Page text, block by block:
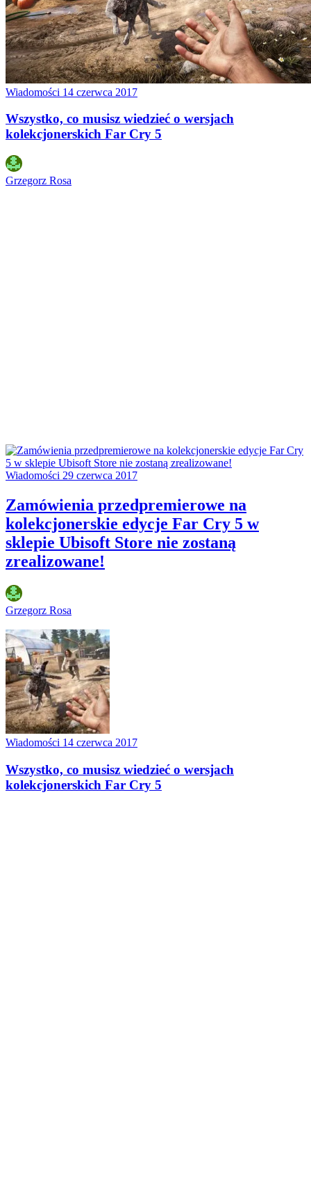
Wiadomości 14 czerwca 2017
Wszystko, co musisz wiedzieć o wersjach
kolekcjonerskich Far Cry 5
Grzegorz Rosa
Wiadomości 29 czerwca 2017
Zamówienia przedpremierowe na
kolekcjonerskie edycje Far Cry 5 w
sklepie Ubisoft Store nie zostaną
zrealizowane!
Grzegorz Rosa
Wiadomości 14 czerwca 2017
Wszystko, co musisz wiedzieć o wersjach
kolekcjonerskich Far Cry 5